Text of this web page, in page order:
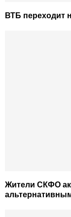
ВТБ переходит
Жители СКФО